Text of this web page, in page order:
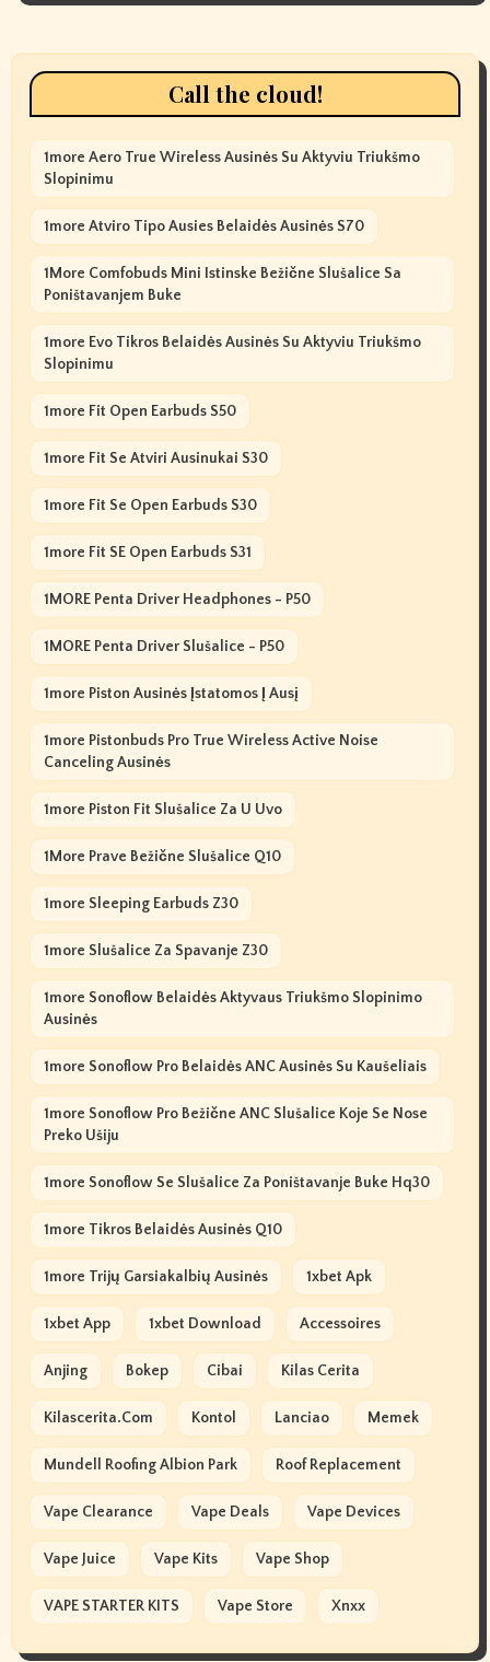
Call the cloud!
1more Aero True Wireless Ausinės Su Aktyviu Triukšmo
Slopinimu
1more Atviro Tipo Ausies Belaidės Ausinės S70
1More Comfobuds Mini Istinske Bežične Slušalice Sa
Poništavanjem Buke
1more Evo Tikros Belaidės Ausinės Su Aktyviu Triukšmo
Slopinimu
1more Fit Open Earbuds S50
1more Fit Se Atviri Ausinukai S30
1more Fit Se Open Earbuds S30
1more Fit SE Open Earbuds S31
1MORE Penta Driver Headphones - P50
1MORE Penta Driver Slušalice - P50
1more Piston Ausinės Įstatomos Į Ausį
1more Pistonbuds Pro True Wireless Active Noise
Canceling Ausinės
1more Piston Fit Slušalice Za U Uvo
1More Prave Bežične Slušalice Q10
1more Sleeping Earbuds Z30
1more Slušalice Za Spavanje Z30
1more Sonoflow Belaidės Aktyvaus Triukšmo Slopinimo
Ausinės
1more Sonoflow Pro Belaidės ANC Ausinės Su Kaušeliais
1more Sonoflow Pro Bežične ANC Slušalice Koje Se Nose
Preko Ušiju
1more Sonoflow Se Slušalice Za Poništavanje Buke Hq30
1more Tikros Belaidės Ausinės Q10
1more Trijų Garsiakalbių Ausinės 1xbet Apk
1xbet App 1xbet Download Accessoires
Anjing Bokep Cibai Kilas Cerita
Kilascerita.com Kontol Lanciao Memek
Mundell Roofing Albion Park Roof Replacement
Vape Clearance Vape Deals Vape Devices
Vape Juice Vape Kits Vape Shop
VAPE STARTER KITS Vape Store Xnxx